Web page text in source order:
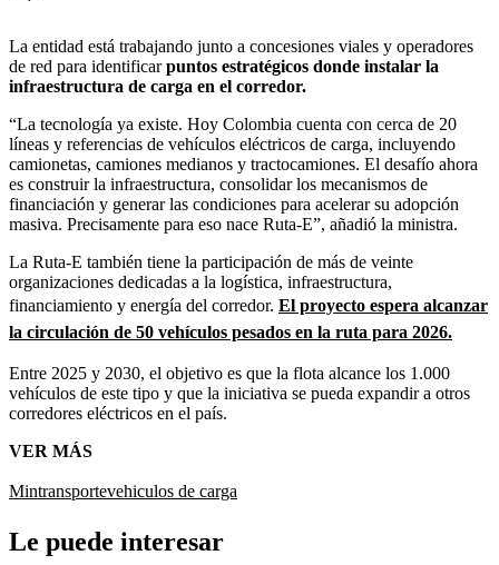
La entidad está trabajando junto a concesiones viales y operadores
de red para identificarpuntos estratégicos donde instalar la
infraestructura de carga en el corredor.
“La tecnología ya existe. Hoy Colombia cuenta con cerca de 20
líneas y referencias de vehículos eléctricos de carga, incluyendo
camionetas, camiones medianos y tractocamiones. El desafío ahora
es construir la infraestructura, consolidar los mecanismos de
financiación y generar las condiciones para acelerar su adopción
masiva. Precisamente para eso nace Ruta-E”, añadió la ministra.
La Ruta-E también tiene la participación de más de veinte
organizaciones dedicadas a la logística, infraestructura,
financiamiento y energía del corredor. El proyecto espera alcanzar
la circulación de 50 vehículos pesados en la ruta para 2026.
Entre 2025 y 2030, el objetivo es que la flota alcance los 1.000
vehículos de este tipo y que la iniciativa se pueda expandir a otros
corredores eléctricos en el país.
VER MÁS
Mintransportevehiculos de carga
Le puede interesar